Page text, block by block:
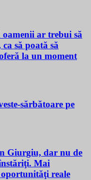
ar trebui să
să poată să
la un moment
sărbătoare pe
Giurgiu, dar nu de
Mai
oportunităţi reale